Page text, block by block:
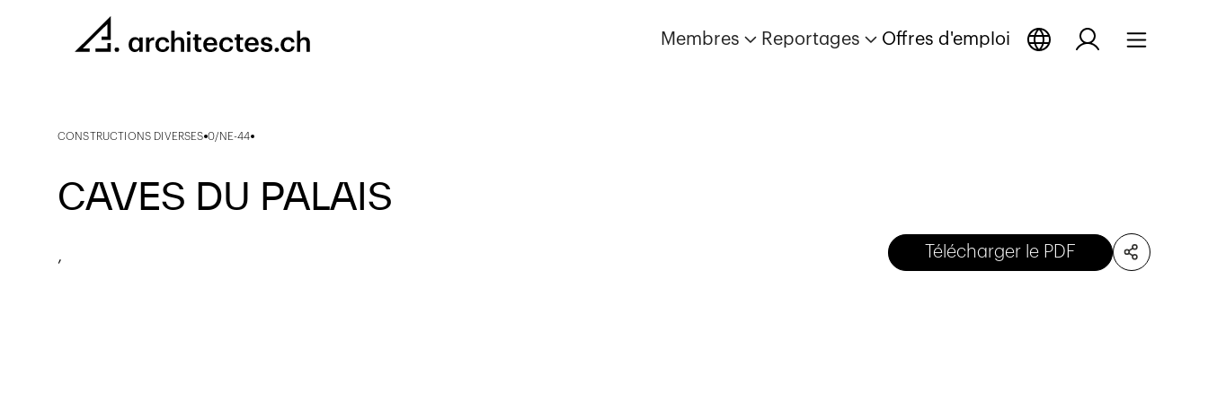
Membres Reportages Offres d'emploi
CONSTRUCTIONS DIVERSES 0/NE-44
CAVES DU PALAIS
, Télécharger le PDF